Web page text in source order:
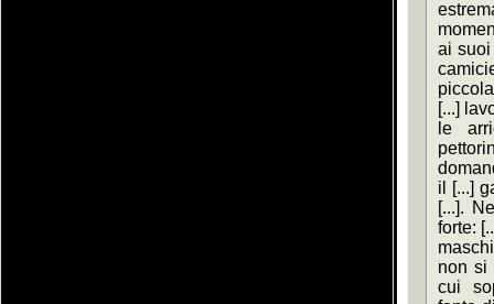
ai suoi
[...]
le
il [...]
[...].
forte:
non si
cui